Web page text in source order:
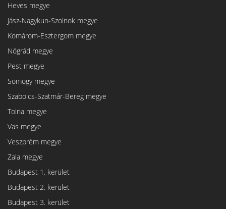
Heves megye
Jász-Nagykun-Szolnok megye
Komárom-Esztergom megye
Nógrád megye
Pest megye
Somogy megye
Szabolcs-Szatmár-Bereg megye
Tolna megye
Vas megye
Veszprém megye
Zala megye
Budapest 1. kerület
Budapest 2. kerület
Budapest 3. kerület